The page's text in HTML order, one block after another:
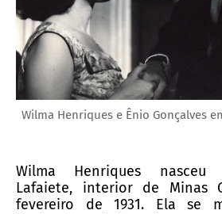
Wilma Henriques e Ênio Gonçalves
Wilma Henriques nasceu
Lafaiete, interior de Minas
fevereiro de 1931. Ela se